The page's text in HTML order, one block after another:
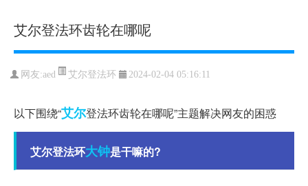
艾尔登法环齿轮在哪呢
网友:aed 艾尔登法环 2024-02-04 05:16:11
以下围绕“艾尔登法环齿轮在哪呢”主题解决网友的困惑
艾尔登法环大钟是干嘛的?